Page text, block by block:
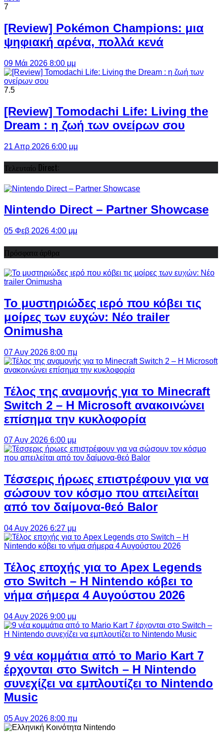
7
[Review] Pokémon Champions: μια
ψηφιακή αρένα, πολλά κενά
09 Μάι 2026 8:00 μμ
7.5
[Review] Tomodachi Life: Living the
Dream : η ζωή των ονείρων σου
21 Απρ 2026 6:00 μμ
Τελευταίο Direct:
Nintendo Direct – Partner Showcase
05 Φεβ 2026 4:00 μμ
Πρόσφατα άρθρα
Το μυστηριώδες ιερό που κόβει τις
μοίρες των ευχών: Νέο trailer
Onimusha
07 Αυγ 2026 8:00 πμ
Τέλος της αναμονής για το Minecraft
Switch 2 – Η Microsoft ανακοινώνει
επίσημα την κυκλοφορία
07 Αυγ 2026 6:00 μμ
Τέσσερις ήρωες επιστρέφουν για να
σώσουν τον κόσμο που απειλείται
από τον δαίμονα-θεό Balor
04 Αυγ 2026 6:27 μμ
Τέλος εποχής για το Apex Legends
στο Switch – Η Nintendo κόβει το
νήμα σήμερα 4 Αυγούστου 2026
04 Αυγ 2026 9:00 μμ
9 νέα κομμάτια από το Mario Kart 7
έρχονται στο Switch – Η Nintendo
συνεχίζει να εμπλουτίζει το Nintendo
Music
05 Αυγ 2026 8:00 πμ